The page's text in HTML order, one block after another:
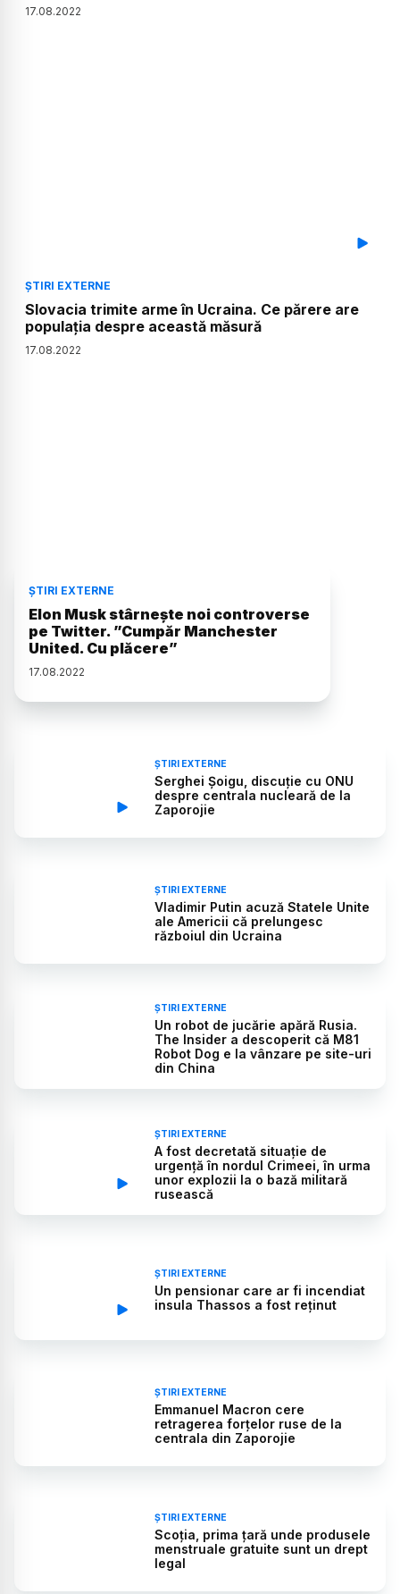
17.08.2022
ȘTIRI EXTERNE
Slovacia trimite arme în Ucraina. Ce părere are
populația despre această măsură
17.08.2022
ȘTIRI EXTERNE
Elon Musk stârnește noi controverse
pe Twitter. ”Cumpăr Manchester
United. Cu plăcere”
17.08.2022
ȘTIRI EXTERNE
Serghei Șoigu, discuție cu ONU
despre centrala nucleară de la
Zaporojie
ȘTIRI EXTERNE
Vladimir Putin acuză Statele Unite
ale Americii că prelungesc
războiul din Ucraina
ȘTIRI EXTERNE
Un robot de jucărie apără Rusia.
The Insider a descoperit că M81
Robot Dog e la vânzare pe site-uri
din China
ȘTIRI EXTERNE
A fost decretată situație de
urgență în nordul Crimeei, în urma
unor explozii la o bază militară
rusească
ȘTIRI EXTERNE
Un pensionar care ar fi incendiat
insula Thassos a fost reținut
ȘTIRI EXTERNE
Emmanuel Macron cere
retragerea forţelor ruse de la
centrala din Zaporojie
ȘTIRI EXTERNE
Scoția, prima țară unde produsele
menstruale gratuite sunt un drept
legal